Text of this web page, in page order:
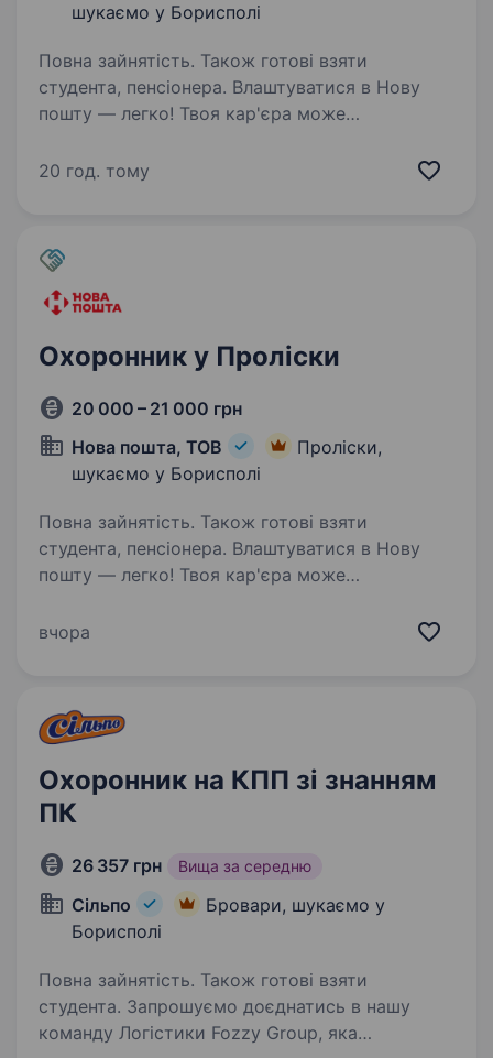
шукаємо у Борисполі
Повна зайнятість. Також готові взяти
студента, пенсіонера. Влаштуватися в Нову
пошту — легко! Твоя кар'єра може
ми в пошуку охоронника. Ти шукаєш?
затримок…
20 год. тому
Охоронник у Проліски
20 000 – 21 000 грн
Нова пошта, ТОВ
Проліски,
шукаємо у Борисполі
Повна зайнятість. Також готові взяти
студента, пенсіонера. Влаштуватися в Нову
пошту — легко! Твоя кар'єра може
ми в пошуку охоронника. Ти шукаєш?
затримок…
вчора
Охоронник на КПП зі знанням
ПК
26 357 грн Вища за середню
Сільпо
Бровари, шукаємо у
Борисполі
Повна зайнятість. Також готові взяти
студента. Запрошуємо доєднатись в нашу
команду Логістики Fozzy Group, яка